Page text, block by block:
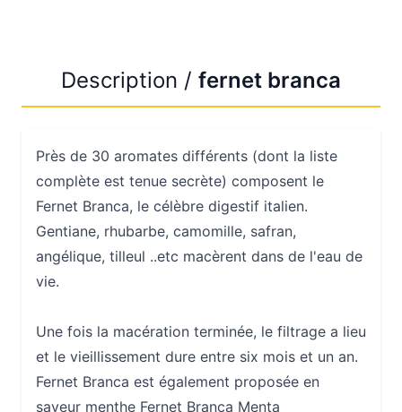
Description / fernet branca
Près de 30 aromates différents (dont la liste
complète est tenue secrète) composent le
Fernet Branca, le célèbre digestif italien.
Gentiane, rhubarbe, camomille, safran,
angélique, tilleul ..etc macèrent dans de l'eau de
vie.
Une fois la macération terminée, le filtrage a lieu
et le vieillissement dure entre six mois et un an.
Fernet Branca est également proposée en
saveur menthe Fernet Branca Menta